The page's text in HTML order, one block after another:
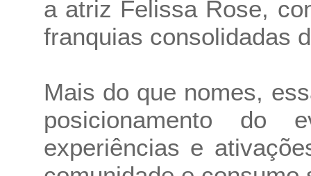
a atriz Felissa Rose,
franquias consolidadas
Mais do que nomes,
posicionamento
experiências e